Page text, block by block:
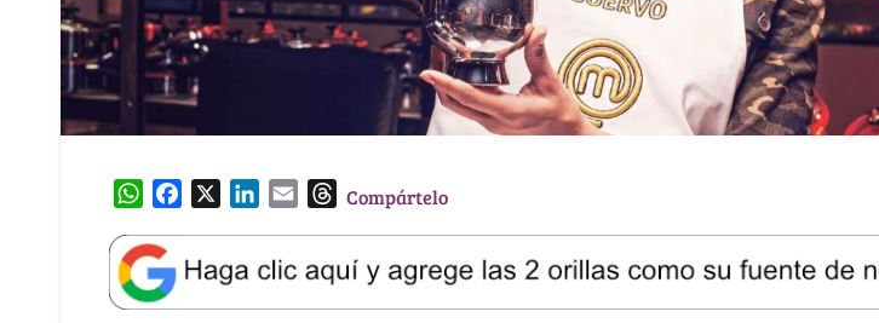
W
a
t
s
e
b
k
e
l
T
e
a
Compártelo